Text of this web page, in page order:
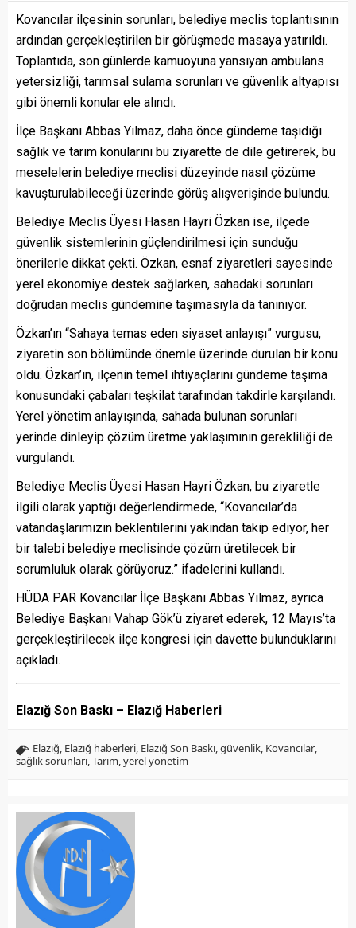
Kovancılar ilçesinin sorunları, belediye meclis toplantısının
ardından gerçekleştirilen bir görüşmede masaya yatırıldı.
Toplantıda, son günlerde kamuoyuna yansıyan ambulans
yetersizliği, tarımsal sulama sorunları ve güvenlik altyapısı
gibi önemli konular ele alındı.
İlçe Başkanı Abbas Yılmaz, daha önce gündeme taşıdığı
sağlık ve tarım konularını bu ziyarette de dile getirerek, bu
meselelerin belediye meclisi düzeyinde nasıl çözüme
kavuşturulabileceği üzerinde görüş alışverişinde bulundu.
Belediye Meclis Üyesi Hasan Hayri Özkan ise, ilçede
güvenlik sistemlerinin güçlendirilmesi için sunduğu
önerilerle dikkat çekti. Özkan, esnaf ziyaretleri sayesinde
yerel ekonomiye destek sağlarken, sahadaki sorunları
doğrudan meclis gündemine taşımasıyla da tanınıyor.
Özkan’ın “Sahaya temas eden siyaset anlayışı” vurgusu,
ziyaretin son bölümünde önemle üzerinde durulan bir konu
oldu. Özkan’ın, ilçenin temel ihtiyaçlarını gündeme taşıma
konusundaki çabaları teşkilat tarafından takdirle karşılandı.
Yerel yönetim anlayışında, sahada bulunan sorunları
yerinde dinleyip çözüm üretme yaklaşımının gerekliliği de
vurgulandı.
Belediye Meclis Üyesi Hasan Hayri Özkan, bu ziyaretle
ilgili olarak yaptığı değerlendirmede, “Kovancılar’da
vatandaşlarımızın beklentilerini yakından takip ediyor, her
bir talebi belediye meclisinde çözüm üretilecek bir
sorumluluk olarak görüyoruz.” ifadelerini kullandı.
HÜDA PAR Kovancılar İlçe Başkanı Abbas Yılmaz, ayrıca
Belediye Başkanı Vahap Gök’ü ziyaret ederek, 12 Mayıs’ta
gerçekleştirilecek ilçe kongresi için davette bulunduklarını
açıkladı.
Elazığ Son Baskı – Elazığ Haberleri
Elazığ, Elazığ haberleri, Elazığ Son Baskı,güvenlik, Kovancılar,
sağlık sorunları,Tarım,yerel yönetim